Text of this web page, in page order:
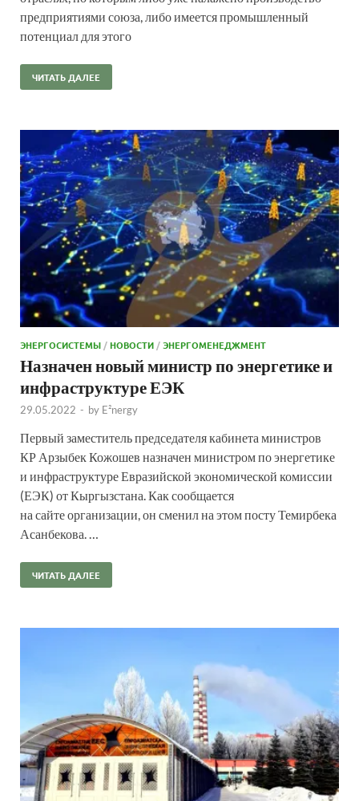
предприятиями союза, либо имеется промышленный
потенциал для этого
ЧИТАТЬ ДАЛЕЕ
ЭНЕРГОСИСТЕМЫ/НОВОСТИ/ЭНЕРГОМЕНЕДЖМЕНТ
Назначен новый министр по энергетике и
инфраструктуре ЕЭК
29.05.2022 - by E²nergy
Первый заместитель председателя кабинета министров
КР Арзыбек Кожошев назначен министром по энергетике
и инфраструктуре Евразийской экономической комиссии
(ЕЭК) от Кыргызстана. Как сообщается
на сайте организации, он сменил на этом посту Темирбека
Асанбекова. …
ЧИТАТЬ ДАЛЕЕ